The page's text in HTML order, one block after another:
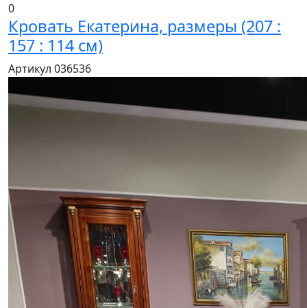
0
Кровать Екатерина, размеры (207 :
157 : 114 см)
Артикул 036536